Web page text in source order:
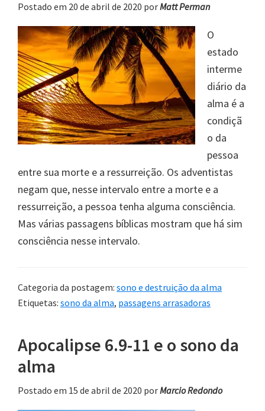
Postado em 20 de abril de 2020 porMatt Perman
O
estado
interme
diário da
alma é a
condiçã
o da
pessoa
entre sua morte e a ressurreição. Os adventistas
negam que, nesse intervalo entre a morte e a
ressurreição, a pessoa tenha alguma consciência.
Mas várias passagens bíblicas mostram que há sim
consciência nesse intervalo.
Categoria da postagem: sono e destruição da alma
Etiquetas: sono da alma, passagens arrasadoras
Apocalipse 6.9-11 e o sono da
alma
Postado em 15 de abril de 2020 porMarcio Redondo